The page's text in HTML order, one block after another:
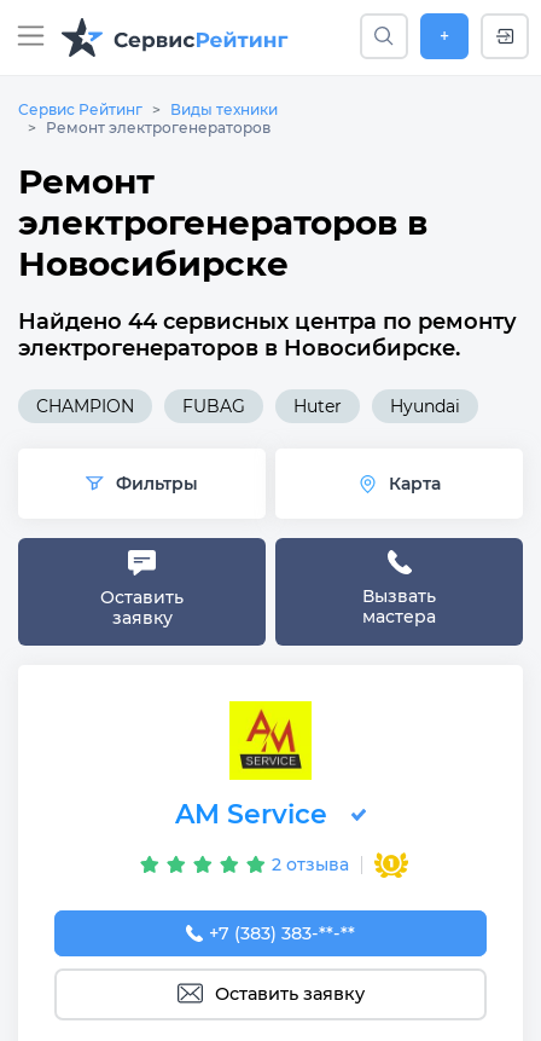
+
Сервис Рейтинг
Виды техники
Ремонт электрогенераторов
Ремонт
электрогенераторов в
Новосибирске
Найдено 44 сервисных центра по ремонту
электрогенераторов в Новосибирске.
CHAMPION FUBAG Huter Hyundai
Фильтры Карта
Оставить
заявку
Вызвать
мастера
AM Service
2 отзыва
+7 (383) 383-65-03
+7 (383) 383-**-**
Оставить заявку